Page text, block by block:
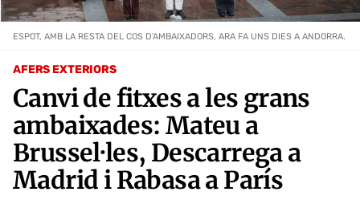
AFERS EXTERIORS
Canvi de fitxes a les grans
ambaixades: Mateu a
Brussel·les, Descarrega a
Madrid i Rabasa a París
ESPOT, AMB LA RESTA DEL COS D'AMBAIXADORS, ARA FA UNS DIES A ANDORRA.